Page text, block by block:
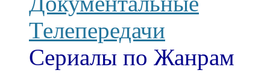
Телепередачи
Сериалы по Жанрам